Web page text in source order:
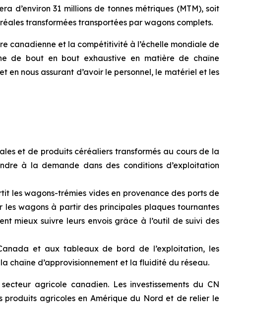
d’environ 31 millions de tonnes métriques (MTM), soit
transformées transportées par wagons complets.
canadienne et la compétitivité à l’échelle mondiale de
de bout en bout exhaustive en matière de chaîne
en nous assurant d’avoir le personnel, le matériel et les
et de produits céréaliers transformés au cours de la
à la demande dans des conditions d’exploitation
les wagons-trémies vides en provenance des ports de
wagons à partir des principales plaques tournantes
mieux suivre leurs envois grâce à l’outil de suivi des
et aux tableaux de bord de l’exploitation, les
chaîne d’approvisionnement et la fluidité du réseau.
agricole canadien. Les investissements du CN
agricoles en Amérique du Nord et de relier le